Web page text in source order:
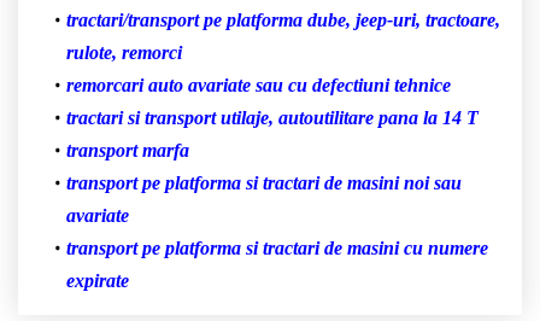
tractari/transport pe platforma dube, jeep-uri, tractoare,
rulote, remorci
remorcari auto avariate sau cu defectiuni tehnice
tractari si transport utilaje, autoutilitare pana la 14 T
transport marfa
transport pe platforma si tractari de masini noi sau
avariate
transport pe platforma si tractari de masini cu numere
expirate